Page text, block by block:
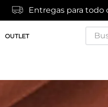
Entregas para todo
OUTLET